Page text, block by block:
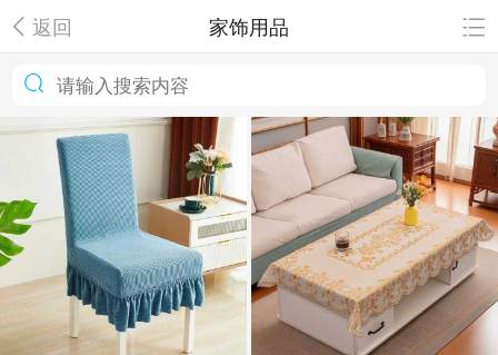
返回 家饰用品